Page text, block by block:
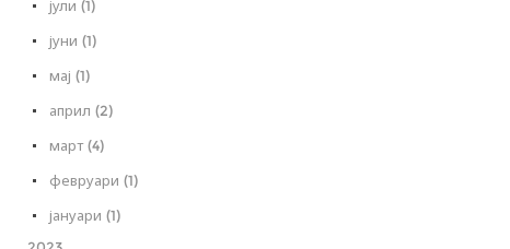
јули (1)
јуни (1)
мај (1)
април (2)
март (4)
февруари (1)
јануари (1)